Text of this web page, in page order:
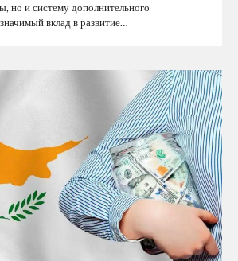
но и систему дополнительного
вклад в развитие…